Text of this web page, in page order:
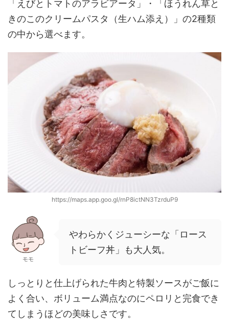
「えびとトマトのアラビアータ」・「ほうれん草と
きのこのクリームパスタ（生ハム添え）」の2種類
の中から選べます。
https://maps.app.goo.gl/rnP8ictNN3TzrduP9
モモ
やわらかくジューシーな「ロース
トビーフ丼」も大人気。
しっとりと仕上げられた牛肉と特製ソースがご飯に
よく合い、ボリューム満点なのにペロリと完食でき
てしまうほどの美味しさです。